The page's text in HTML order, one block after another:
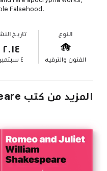
Falsehood.
النوع
الفنون والترفيه
تاريخ
٢٠١٤
٤ سبتمبر
المزيد من كتب William Shakespeare